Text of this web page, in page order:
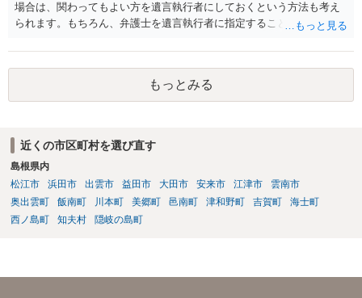
場合は、関わってもよい方を遺言執行者にしておくという方法も考え
られます。もちろん、弁護士を遺言執行者に指定することもできます
方に再委任の権限を付与しておくという方法もあります。 一度、弁護
士に直接ご相談されることをお勧めいたします。
もっとみる
近くの市区町村を選び直す
島根県内
松江市
浜田市 出雲市 益田市 大田市 安来市 江津市
雲南市
奥出雲町
飯南町 川本町 美郷町 邑南町 津和野町 吉賀町
海士町
西ノ島町
知夫村 隠岐の島町